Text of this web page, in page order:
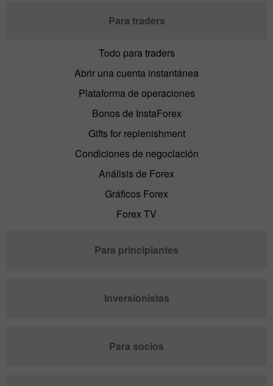
Para traders
Todo para traders
Abrir una cuenta instantánea
Plataforma de operaciones
Bonos de InstaForex
Gifts for replenishment
Condiciones de negociación
Análisis de Forex
Gráficos Forex
Forex TV
Para principiantes
Inversionistas
Para socios